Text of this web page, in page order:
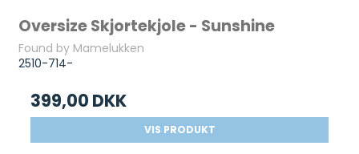
Oversize Skjortekjole - Sunshine
Found by Mamelukken
2510-714-
399,00 DKK
VIS PRODUKT